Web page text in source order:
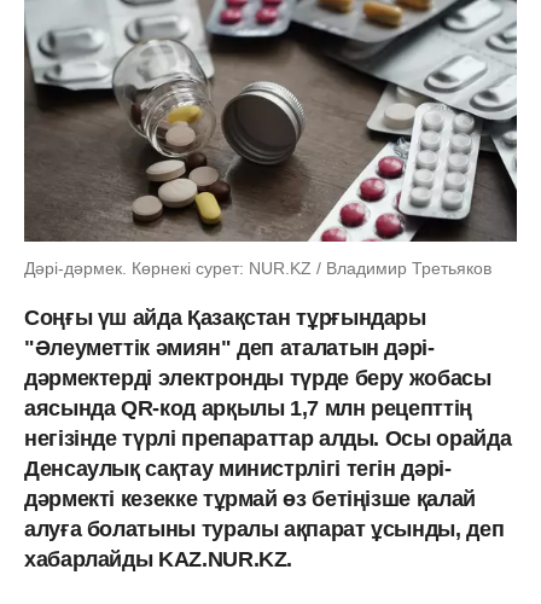
Дәрі-дәрмек. Көрнекі сурет: NUR.KZ / Владимир Третьяков
Соңғы үш айда Қазақстан тұрғындары
"Әлеуметтік әмиян" деп аталатын дәрі-
дәрмектерді электронды түрде беру жобасы
аясында QR-код арқылы 1,7 млн рецепттің
негізінде түрлі препараттар алды. Осы орайда
Денсаулық сақтау министрлігі тегін дәрі-
дәрмекті кезекке тұрмай өз бетіңізше қалай
алуға болатыны туралы ақпарат ұсынды, деп
хабарлайды KAZ.NUR.KZ.